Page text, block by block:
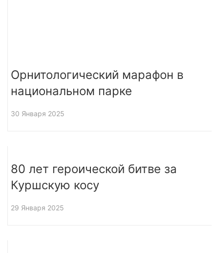
Орнитологический марафон в
национальном парке
30 Января 2025
80 лет героической битве за
Куршскую косу
29 Января 2025